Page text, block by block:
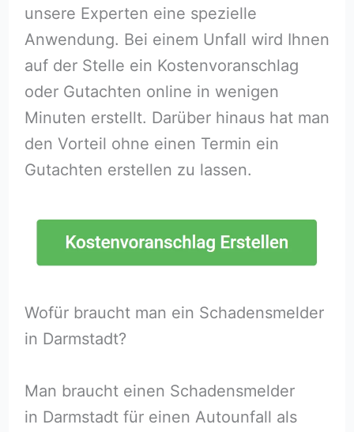
unsere Experten eine spezielle
Anwendung. Bei einem Unfall wird Ihnen
auf der Stelle ein Kostenvoranschlag
oder Gutachten online in wenigen
Minuten erstellt. Darüber hinaus hat man
den Vorteil ohne einen Termin ein
Gutachten erstellen zu lassen.
Wofür braucht man ein Schadensmelder
in Darmstadt?
Man braucht einen Schadensmelder
in Darmstadt für einen Autounfall als